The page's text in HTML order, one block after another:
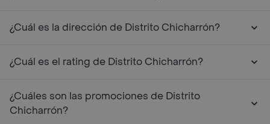
¿Cuál es la dirección de Distrito Chicharrón?
¿Cuál es el rating de Distrito Chicharrón?
¿Cuáles son las promociones de Distrito
Chicharrón?